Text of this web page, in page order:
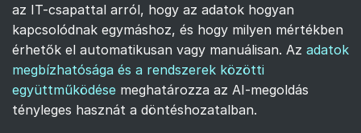
az IT-csapattal arról, hogy az adatok hogyan
kapcsolódnak egymáshoz, és hogy milyen mértékben
érhetők el automatikusan vagy manuálisan. Az adatok
megbízhatósága és a rendszerek közötti
együttműködése meghatározza az AI-megoldás
tényleges hasznát a döntéshozatalban.